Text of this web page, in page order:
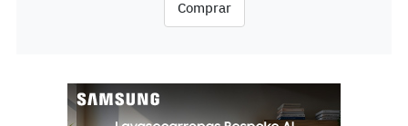
Comprar